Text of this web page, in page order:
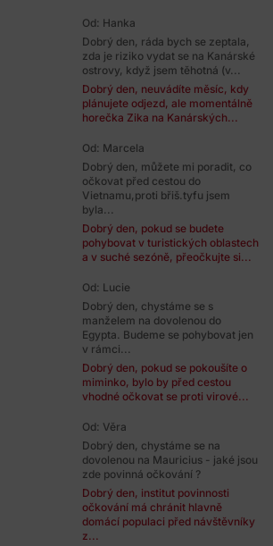
Od: Hanka
Dobrý den, ráda bych se zeptala,
zda je riziko vydat se na Kanárské
ostrovy, když jsem těhotná (v...
Dobrý den, neuvádíte měsíc, kdy
plánujete odjezd, ale momentálně
horečka Zika na Kanárských...
Od: Marcela
Dobrý den, můžete mi poradit, co
očkovat před cestou do
Vietnamu,proti břiš.tyfu jsem
byla...
Dobrý den, pokud se budete
pohybovat v turistických oblastech
a v suché sezóně, přeočkujte si...
Od: Lucie
Dobrý den, chystáme se s
manželem na dovolenou do
Egypta. Budeme se pohybovat jen
v rámci...
Dobrý den, pokud se pokoušíte o
miminko, bylo by před cestou
vhodné očkovat se proti virové...
Od: Věra
Dobrý den, chystáme se na
dovolenou na Mauricius - jaké jsou
zde povinná očkování ?
Dobrý den, institut povinnosti
očkování má chránit hlavně
domácí populaci před návštěvníky
z...